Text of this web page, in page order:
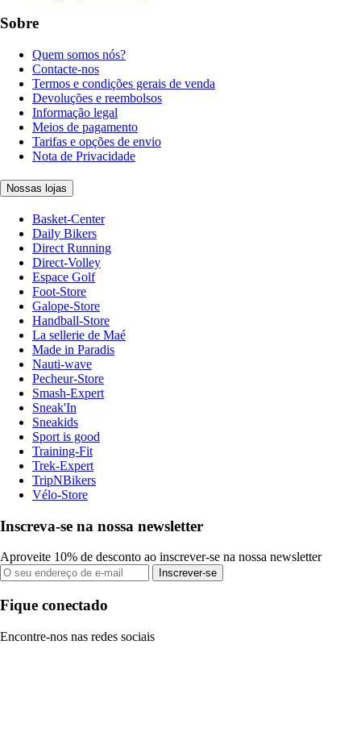
Sobre
Quem somos nós?
Contacte-nos
Termos e condições gerais de venda
Devoluções e reembolsos
Informação legal
Meios de pagamento
Tarifas e opções de envio
Nota de Privacidade
Nossas lojas
Basket-Center
Daily Bikers
Direct Running
Direct-Volley
Espace Golf
Foot-Store
Galope-Store
Handball-Store
La sellerie de Maé
Made in Paradis
Nauti-wave
Pecheur-Store
Smash-Expert
Sneak'In
Sneakids
Sport is good
Training-Fit
Trek-Expert
TripNBikers
Vélo-Store
Inscreva-se na nossa newsletter
Aproveite 10% de desconto ao inscrever-se na nossa newsletter
Inscrever-se
Fique conectado
Encontre-nos nas redes sociais